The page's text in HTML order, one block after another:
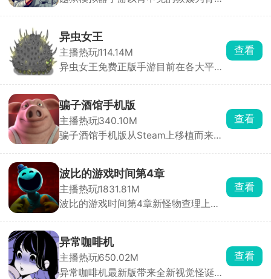
一场大逃亡。躲避警卫严密的监视，想
方设法的获取丰富的工具，一点一滴的
挖掘，制定缜密的越狱计划，解决各种
谜题和挑战，顺利逃离监狱。
异虫女王
主播热玩114.14M
异虫女王免费正版手游目前在各大平台
在这个弱肉强食的世界里吞噬进化，击
败更多的小虫子，收入麾下，组建属于
自己的专属虫族团队，成为虫虫界的女
王，带领你的虫虫队伍称霸整个世界。
查看
骗子酒馆手机版
主播热玩340.10M
骗子酒馆手机版从Steam上移植而来，
理博弈战。当你能预判对手的预判，便
能成为真正的胜利者。利用所获得的所
有线索进行推理，警惕其他玩家的欺诈
行为，同时也要骗过其他的选手，绞尽
查看
波比的游戏时间第4章
主播热玩1831.81M
波比的游戏时间第4章新怪物查理上
拼线索一边回头看，小心随机出现的怪
物，解开各种谜题，收集线索碎片，找
到逃生的出口。
查看
异常咖啡机
主播热玩650.02M
异常咖啡机最新版带来全新视觉怪诞模
查看